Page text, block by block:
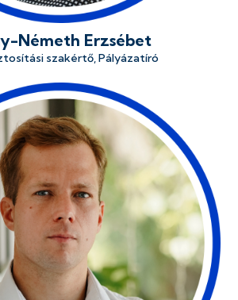
Németh Erzsébet
szakértő, Pályázatíró